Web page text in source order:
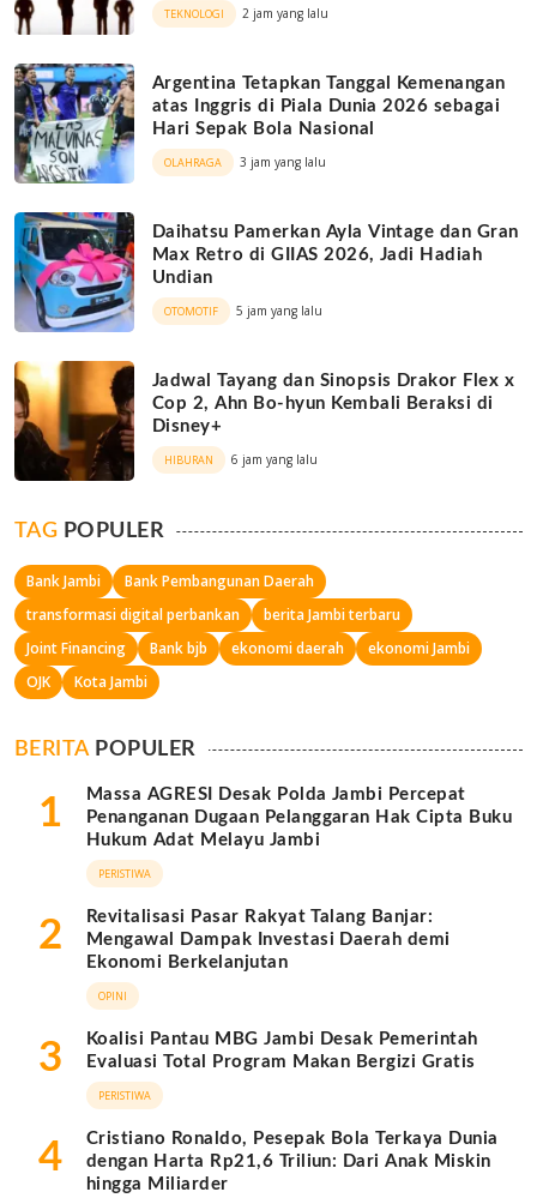
TEKNOLOGI 2 jam yang lalu
Argentina Tetapkan Tanggal Kemenangan
atas Inggris di Piala Dunia 2026 sebagai
Hari Sepak Bola Nasional
OLAHRAGA 3 jam yang lalu
Daihatsu Pamerkan Ayla Vintage dan Gran
Max Retro di GIIAS 2026, Jadi Hadiah
Undian
OTOMOTIF 5 jam yang lalu
Jadwal Tayang dan Sinopsis Drakor Flex x
Cop 2, Ahn Bo-hyun Kembali Beraksi di
Disney+
HIBURAN 6 jam yang lalu
TAG POPULER
Bank Jambi
Bank Pembangunan Daerah
transformasi digital perbankan
berita Jambi terbaru
Joint Financing
Bank bjb ekonomi daerah
ekonomi Jambi
OJK
Kota Jambi
BERITAPOPULER
1
Massa AGRESI Desak Polda Jambi Percepat
Penanganan Dugaan Pelanggaran Hak Cipta Buku
Hukum Adat Melayu Jambi
PERISTIWA
2
Revitalisasi Pasar Rakyat Talang Banjar:
Mengawal Dampak Investasi Daerah demi
Ekonomi Berkelanjutan
OPINI
3
Koalisi Pantau MBG Jambi Desak Pemerintah
Evaluasi Total Program Makan Bergizi Gratis
PERISTIWA
4
Cristiano Ronaldo, Pesepak Bola Terkaya Dunia
dengan Harta Rp21,6 Triliun: Dari Anak Miskin
hingga Miliarder